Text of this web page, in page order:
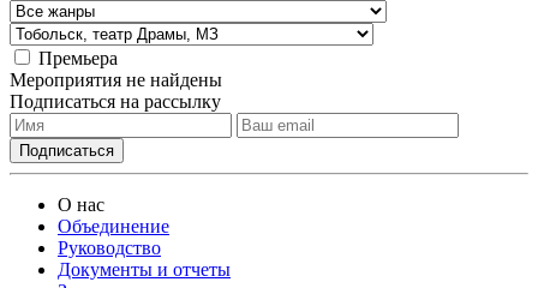
Премьера
Мероприятия не найдены
Подписаться на рассылку
О нас
Объединение
Руководство
Документы и отчеты